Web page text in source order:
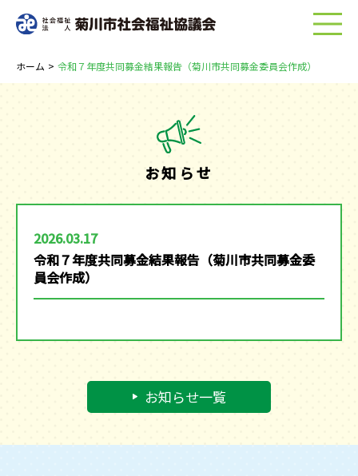
ホーム > 令和７年度共同募金結果報告（菊川市共同募金委員会作成）
お知らせ
2026.03.17
令和７年度共同募金結果報告（菊川市共同募金委
員会作成）
お知らせ一覧